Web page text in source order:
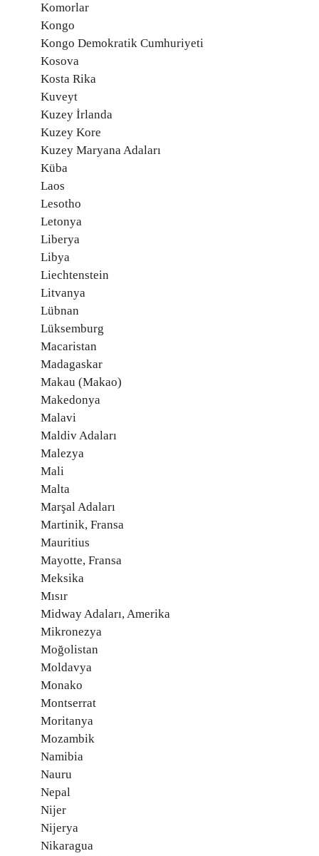
Komorlar
Kongo
Kongo Demokratik Cumhuriyeti
Kosova
Kosta Rika
Kuveyt
Kuzey İrlanda
Kuzey Kore
Kuzey Maryana Adaları
Küba
Laos
Lesotho
Letonya
Liberya
Libya
Liechtenstein
Litvanya
Lübnan
Lüksemburg
Macaristan
Madagaskar
Makau (Makao)
Makedonya
Malavi
Maldiv Adaları
Malezya
Mali
Malta
Marşal Adaları
Martinik, Fransa
Mauritius
Mayotte, Fransa
Meksika
Mısır
Midway Adaları, Amerika
Mikronezya
Moğolistan
Moldavya
Monako
Montserrat
Moritanya
Mozambik
Namibia
Nauru
Nepal
Nijer
Nijerya
Nikaragua